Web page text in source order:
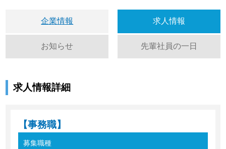
企業情報 求人情報
お知らせ 先輩社員の一日
求人情報詳細
【事務職】
募集職種